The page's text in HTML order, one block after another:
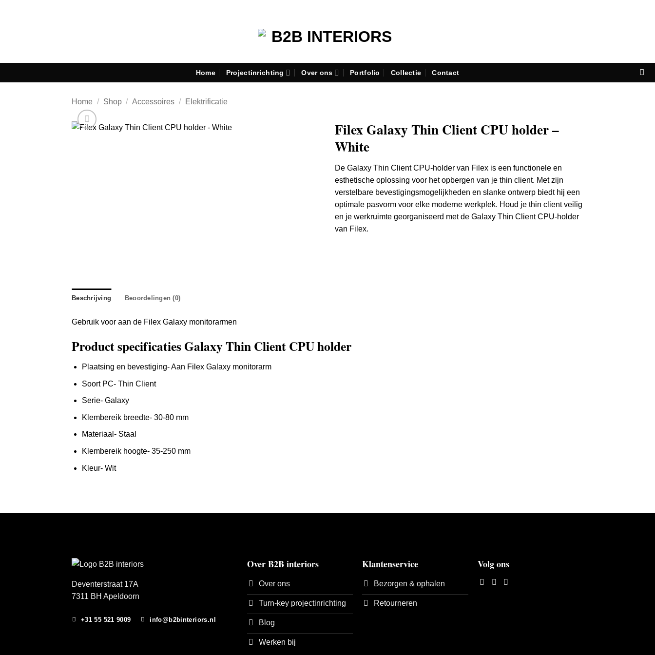
Home Projectinrichting Over ons Portfolio Collectie Contact
Home / Shop / Accessoires / Elektrificatie
Filex Galaxy Thin Client CPU holder –
White
De Galaxy Thin Client CPU-holder van Filex is een functionele en
esthetische oplossing voor het opbergen van je thin client. Met zijn
verstelbare bevestigingsmogelijkheden en slanke ontwerp biedt hij een
optimale pasvorm voor elke moderne werkplek. Houd je thin client veilig
en je werkruimte georganiseerd met de Galaxy Thin Client CPU-holder
van Filex.
Beschrijving Beoordelingen (0)
Gebruik voor aan de Filex Galaxy monitorarmen
Product specificaties Galaxy Thin Client CPU holder
Plaatsing en bevestiging- Aan Filex Galaxy monitorarm
Soort PC- Thin Client
Serie- Galaxy
Klembereik breedte- 30-80 mm
Materiaal- Staal
Klembereik hoogte- 35-250 mm
Kleur- Wit
Deventerstraat 17A
7311 BH Apeldoorn
+31 55 521 9009 info@b2binteriors.nl
Over B2B interiors
Over ons
Turn-key projectinrichting
Blog
Werken bij
Klantenservice
Bezorgen & ophalen
Retourneren
Volg ons